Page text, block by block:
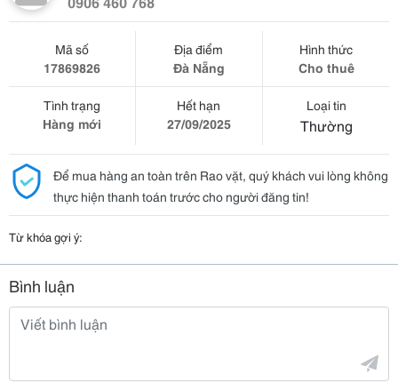
Mã số
17869826
Địa điểm
Đà Nẵng
Hình thức
Cho thuê
Tình trạng
Hàng mới
Hết hạn
27/09/2025
Loại tin
Thường
Để mua hàng an toàn trên Rao vặt, quý khách vui lòng không
thực hiện thanh toán trước cho người đăng tin!
Từ khóa gợi ý:
Bình luận